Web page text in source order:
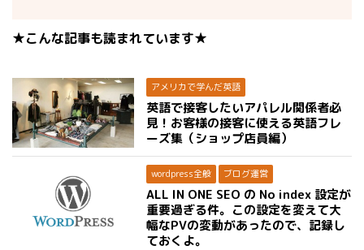
★こんな記事も読まれています★
アメリカで学んだ英語
英語で接客したいアパレル関係者必
見！お客様の接客に使える英語フレ
ーズ集（ショップ店員編）
wordpress全般 ブログ運営
ALL IN ONE SEO の No index 設定が
重要過ぎる件。この設定を変えて大
幅なPVの変動があったので、記録し
ておくよ。